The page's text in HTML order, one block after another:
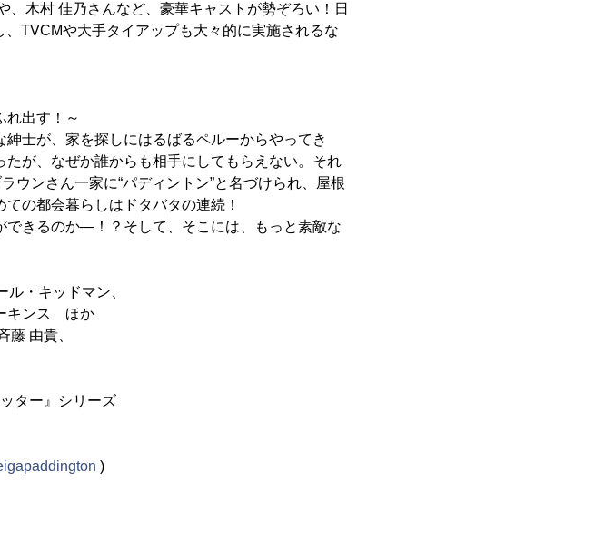
木村 佳乃さんなど、豪華キャストが勢ぞろい！日
TVCMや大手タイアップも大々的に実施されるな
れ出す！～
士が、家を探しにはるばるペルーからやってき
が、なぜか誰からも相手にしてもらえない。それ
ウンさん一家に“パディントン”と名づけられ、屋根
の都会暮らしはドタバタの連続！
きるのか―！？そして、そこには、もっと素敵な
キッドマン、
ンス ほか
藤 由貴、
ー』シリーズ
)